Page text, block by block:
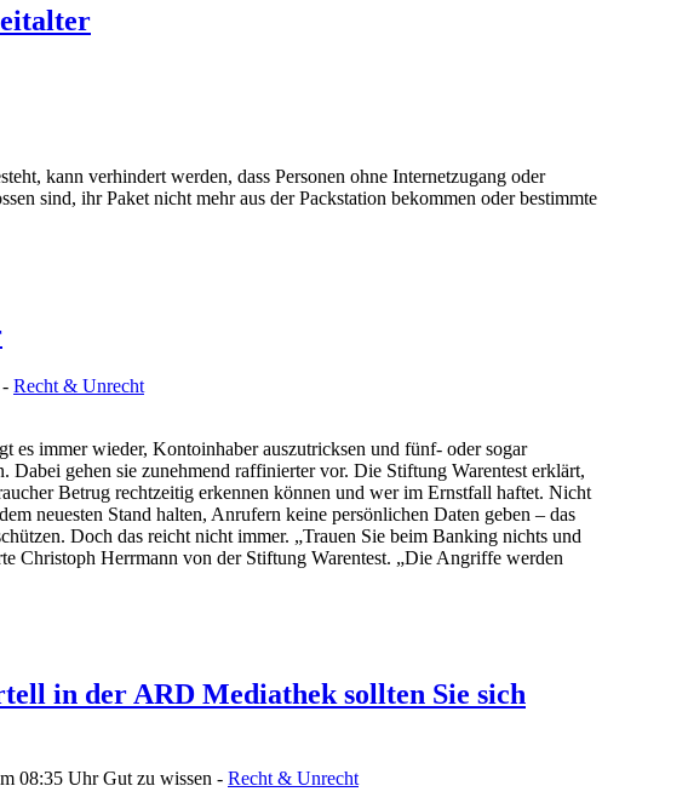
kann verhindert werden, dass Personen ohne Internetzugang oder
sind, ihr Paket nicht mehr aus der Packstation bekommen oder bestimmte
Recht & Unrecht
es immer wieder, Kontoinhaber auszutricksen und fünf- oder sogar
Dabei gehen sie zunehmend raffinierter vor. Die Stiftung Warentest erklärt,
Betrug rechtzeitig erkennen können und wer im Ernstfall haftet. Nicht
neuesten Stand halten, Anrufern keine persönlichen Daten geben – das
Doch das reicht nicht immer. „Trauen Sie beim Banking nichts und
Christoph Herrmann von der Stiftung Warentest. „Die Angriffe werden
in der ARD Mediathek sollten Sie sich
08:35 UhrGut zu wissen - Recht & Unrecht